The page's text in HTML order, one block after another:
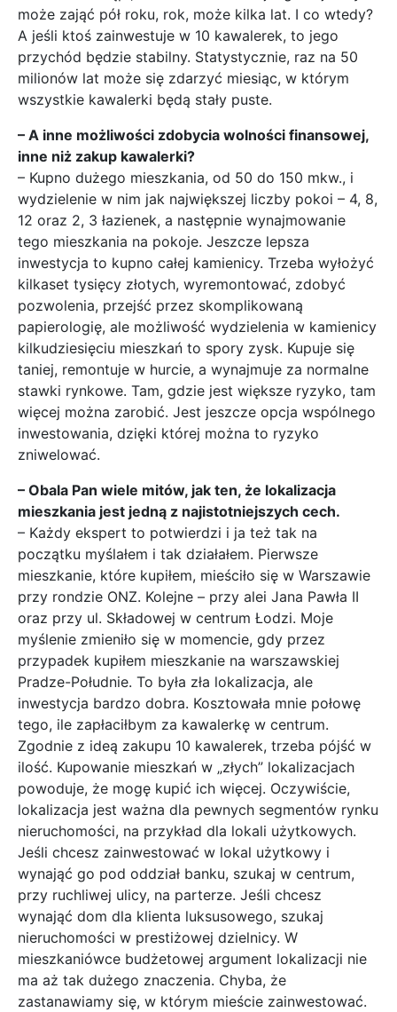
może zająć pół roku, rok, może kilka lat. I co wtedy?
A jeśli ktoś zainwestuje w 10 kawalerek, to jego
przychód będzie stabilny. Statystycznie, raz na 50
milionów lat może się zdarzyć miesiąc, w którym
wszystkie kawalerki będą stały puste.
– A inne możliwości zdobycia wolności finansowej,
inne niż zakup kawalerki?
– Kupno dużego mieszkania, od 50 do 150 mkw., i
wydzielenie w nim jak największej liczby pokoi – 4, 8,
12 oraz 2, 3 łazienek, a następnie wynajmowanie
tego mieszkania na pokoje. Jeszcze lepsza
inwestycja to kupno całej kamienicy. Trzeba wyłożyć
kilkaset tysięcy złotych, wyremontować, zdobyć
pozwolenia, przejść przez skomplikowaną
papierologię, ale możliwość wydzielenia w kamienicy
kilkudziesięciu mieszkań to spory zysk. Kupuje się
taniej, remontuje w hurcie, a wynajmuje za normalne
stawki rynkowe. Tam, gdzie jest większe ryzyko, tam
więcej można zarobić. Jest jeszcze opcja wspólnego
inwestowania, dzięki której można to ryzyko
zniwelować.
– Obala Pan wiele mitów, jak ten, że lokalizacja
mieszkania jest jedną z najistotniejszych cech.
– Każdy ekspert to potwierdzi i ja też tak na
początku myślałem i tak działałem. Pierwsze
mieszkanie, które kupiłem, mieściło się w Warszawie
przy rondzie ONZ. Kolejne – przy alei Jana Pawła II
oraz przy ul. Składowej w centrum Łodzi. Moje
myślenie zmieniło się w momencie, gdy przez
przypadek kupiłem mieszkanie na warszawskiej
Pradze-Południe. To była zła lokalizacja, ale
inwestycja bardzo dobra. Kosztowała mnie połowę
tego, ile zapłaciłbym za kawalerkę w centrum.
Zgodnie z ideą zakupu 10 kawalerek, trzeba pójść w
ilość. Kupowanie mieszkań w „złych” lokalizacjach
powoduje, że mogę kupić ich więcej. Oczywiście,
lokalizacja jest ważna dla pewnych segmentów rynku
nieruchomości, na przykład dla lokali użytkowych.
Jeśli chcesz zainwestować w lokal użytkowy i
wynająć go pod oddział banku, szukaj w centrum,
przy ruchliwej ulicy, na parterze. Jeśli chcesz
wynająć dom dla klienta luksusowego, szukaj
nieruchomości w prestiżowej dzielnicy. W
mieszkaniówce budżetowej argument lokalizacji nie
ma aż tak dużego znaczenia. Chyba, że
zastanawiamy się, w którym mieście zainwestować.